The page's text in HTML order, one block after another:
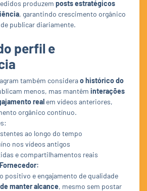
produzem posts estratégicos
, garantindo crescimento orgânico
publicar diariamente.
perfil e
também considerao histórico do
menos, mas mantêm interações
real em vídeos anteriores,
orgânico contínuo.
ao longo do tempo
nos vídeos antigos
e compartilhamentos reais
positivo e engajamento de qualidade
manter alcance, mesmo sem postar